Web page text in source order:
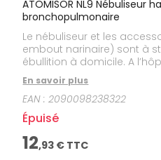
ATOMISOR NL9 Nébuliseur
bronchopulmonaire
Le nébuliseur et les
embout narinaire) sont à
ébullition à domicile. A
stériliser par autoclave. il
changer les accessoires à
tous les cas, se conformer
sur les emballages et les
haut rendement
En savoir plus
EAN :2090098238322
Épuisé
12,93 € TTC